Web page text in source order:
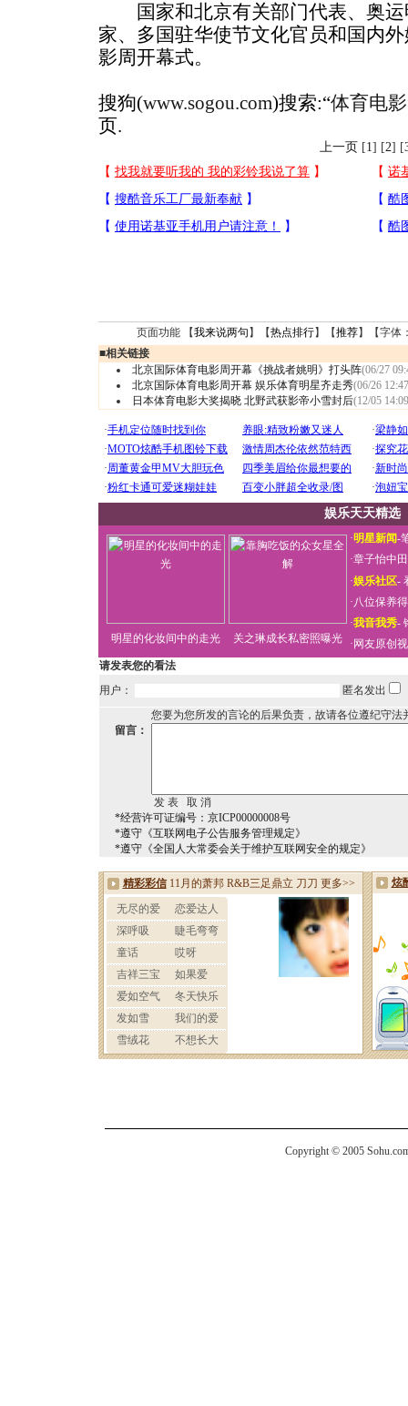
国家和北京有关部门代表、奥运
家、多国驻华使节文化官员和国内
影周开幕式。
搜狗(www.sogou.com)搜索:“体育电影
页.
上一页 [1] [2] [
页面功能 【我来说两句 】【热点排行】【推荐】【字体
■相关链接
北京国际体育电影周开幕《挑战者姚明》打头阵(06/27
北京国际体育电影周开幕 娱乐体育明星齐走秀(06/26
日本体育电影大奖揭晓 北野武获影帝小雪封后(12/05
娱乐天天精选
明星的化妆间中的走光 关之琳成长私密照曝光
·明星新闻-
·章子怡中
·娱乐社区-
·八位保养
·我音我秀-
· 网友原创
请发表您的看法
用户：
匿名发出
您要为您所发的言论的后果负责，故请各位遵纪守法
留言：
*经营许可证编号：京ICP00000008号
*遵守《互联网电子公告服务管理规定》
*遵守《全国人大常委会关于维护互联网安全的规定》
Copyright © 2005